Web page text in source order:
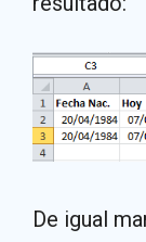
De igual